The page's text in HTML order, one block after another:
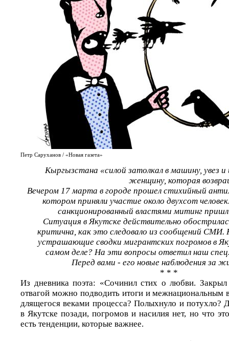
Петр Саруханов / «Новая газета»
Кыргызстана «силой затолкал в машину, увез и
женщину, которая
Вечером 17 марта в городе прошел стихийный
котором приняли участие около двухсот
санкционированный властями митинг
Ситуация в Якутске действительно
критична, как это следовало из сообщений СМИ.
устрашающие сводки мигрантских погромов в
самом деле? На эти вопросы ответил наш спец.
Перед вами - его новые наблюдения за
* * *
Из дневника поэта: «Сочинил стих о любви. Закрыл
отвагой можно подводить итоги и межнациональным
длящегося веками процесса? Полыхнуло и потухло?
в Якутске позади, погромов и насилия нет, но что
есть тенденции, которые важнее.